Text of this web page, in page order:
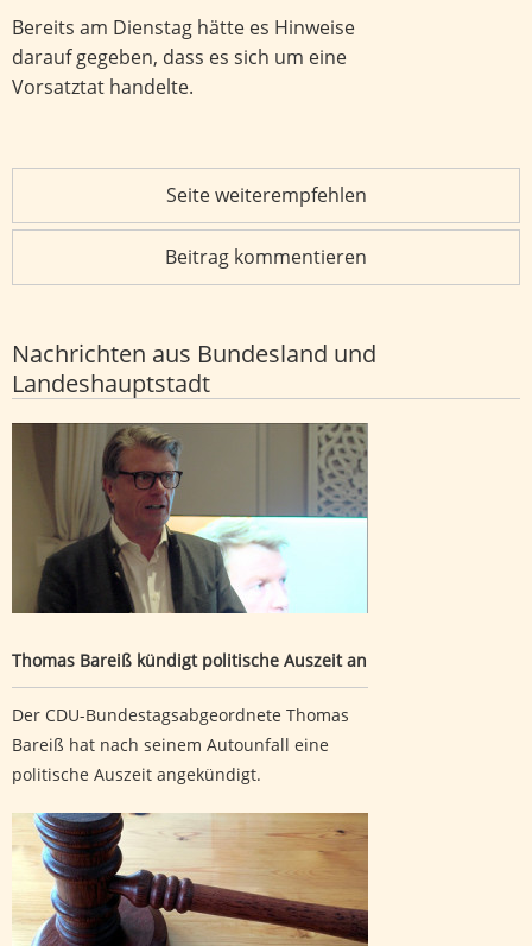
Bereits am Dienstag hätte es Hinweise
darauf gegeben, dass es sich um eine
Vorsatztat handelte.
Seite weiterempfehlen
Beitrag kommentieren
Nachrichten aus Bundesland und
Landeshauptstadt
Thomas Bareiß kündigt politische Auszeit an
Thomas Bareiß kündigt politische Auszeit an
Der CDU-Bundestagsabgeordnete Thomas
Bareiß hat nach seinem Autounfall eine
politische Auszeit angekündigt.
Revision zu sechsfachem versuchtem Mord verworfen